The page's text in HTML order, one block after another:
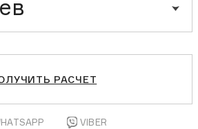
РАСЧЕТ
VIBER